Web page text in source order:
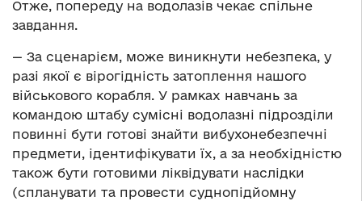
Отже, попереду на водолазів чекає спільне
завдання.
— За сценарієм, може виникнути небезпека, у
разі якої є вірогідність затоплення нашого
військового корабля. У рамках навчань за
командою штабу сумісні водолазні підрозділи
повинні бути готові знайти вибухонебезпечні
предмети, ідентифікувати їх, а за необхідністю
також бути готовими ліквідувати наслідки
(спланувати та провести суднопідйомну